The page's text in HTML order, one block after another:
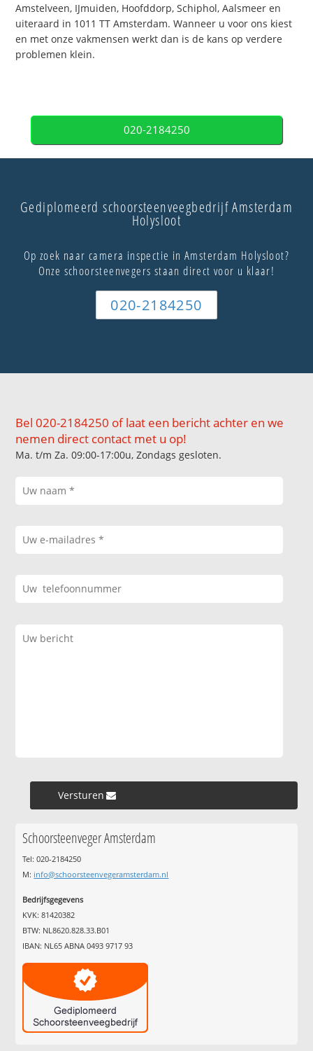
Amstelveen, IJmuiden, Hoofddorp, Schiphol, Aalsmeer en
uiteraard in 1011 TT Amsterdam. Wanneer u voor ons kiest
en met onze vakmensen werkt dan is de kans op verdere
problemen klein.
020-2184250
Gediplomeerd schoorsteenveegbedrijf Amsterdam
Holysloot
Op zoek naar camera inspectie in Amsterdam Holysloot?
Onze schoorsteenvegers staan direct voor u klaar!
020-2184250
Bel 020-2184250 of laat een bericht achter en we
nemen direct contact met u op!
Ma. t/m Za. 09:00-17:00u, Zondags gesloten.
Versturen »
Schoorsteenveger Amsterdam
Tel: 020-2184250
M: info@schoorsteenvegeramsterdam.nl
Bedrijfsgegevens
KVK: 81420382
BTW: NL8620.828.33.B01
IBAN: NL65 ABNA 0493 9717 93